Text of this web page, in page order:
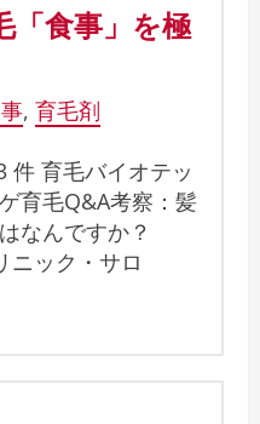
「食事」を極
, 育毛剤
件 育毛バイオテッ
育毛Q&A考察：髪
なんですか？
ック・サロ